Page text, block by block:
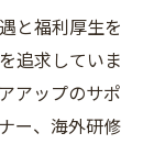
と福利厚生を
追求していま
アップのサポ
ー、海外研修